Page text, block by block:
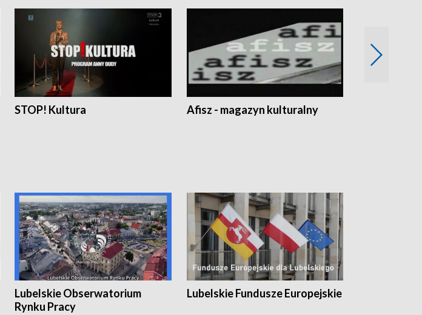
STOP! Kultura Afisz - magazyn kulturalny
Lubelskie Obserwatorium
Rynku Pracy
Lubelskie Fundusze Europejskie